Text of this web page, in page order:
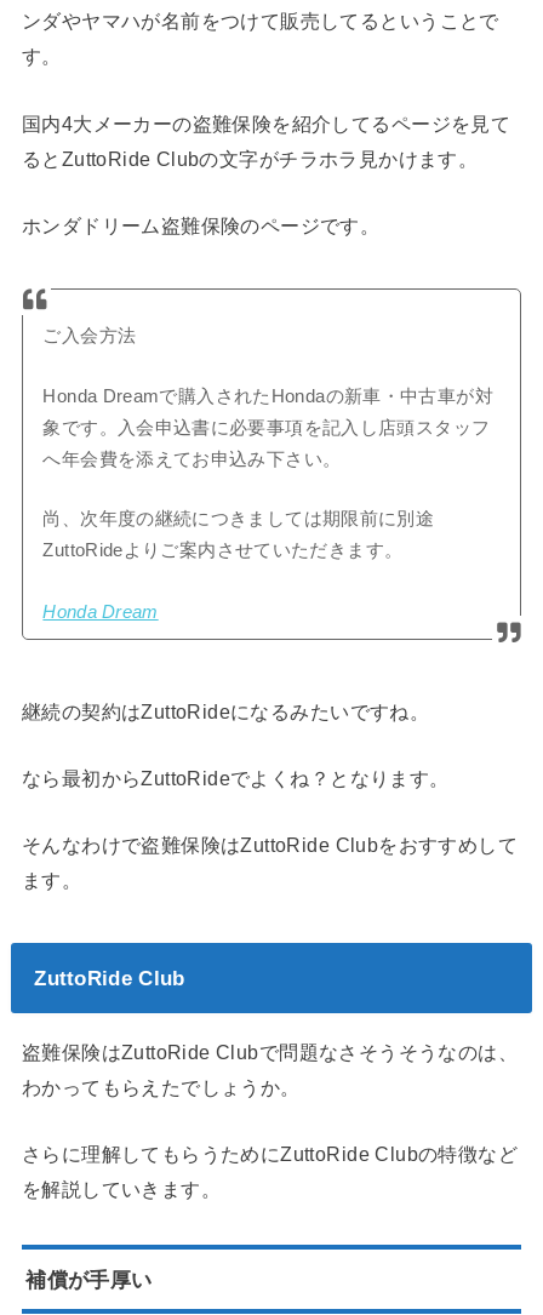
ンダやヤマハが名前をつけて販売してるということで
す。
国内4大メーカーの盗難保険を紹介してるページを見て
るとZuttoRide Clubの文字がチラホラ見かけます。
ホンダドリーム盗難保険のページです。
ご入会方法
Honda Dreamで購入されたHondaの新車・中古車が対
象です。入会申込書に必要事項を記入し店頭スタッフ
へ年会費を添えてお申込み下さい。
尚、次年度の継続につきましては期限前に別途
ZuttoRideよりご案内させていただきます。
Honda Dream
継続の契約はZuttoRideになるみたいですね。
なら最初からZuttoRideでよくね？となります。
そんなわけで盗難保険はZuttoRide Clubをおすすめして
ます。
ZuttoRide Club
盗難保険はZuttoRide Clubで問題なさそうそうなのは、
わかってもらえたでしょうか。
さらに理解してもらうためにZuttoRide Clubの特徴など
を解説していきます。
補償が手厚い